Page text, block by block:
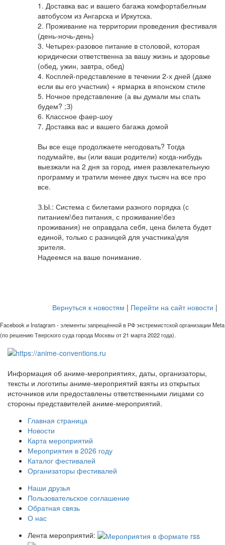
1. Доставка вас и вашего багажа комфортабелным
автобусом из Ангарска и Иркутска.
2. Проживание на территории проведения фестиваля
(день-ночь-день)
3. Четырех-разовое питание в столовой, которая
юридически ответственна за вашу жизнь и здоровье
(обед, ужин, завтра, обед)
4. Косплей-представление в течении 2-х дней (даже
если вы его участник) + ярмарка в японском стиле
5. Ночное представление (а вы думали мы спать
будем? ;З)
6. Классное фаер-шоу
7. Доставка вас и вашего багажа домой
Вы все еще продолжаете негодовать? Тогда
подумайте, вы (или ваши родители) когда-нибудь
выезжали на 2 дня за город, имея развлекательную
программу и тратили менее двух тысяч на все про
все.
З.Ы.: Система с билетами разного порядка (с
питанием\без питания, с проживание\без
проживания) не оправдала себя, цена билета будет
единой, только с разницей для участника\для
зрителя.
Надеемся на ваше понимание.
Вернуться к новостям | Перейти на сайт новости |
Facebook и Instagram - элементы запрещённой в РФ экстремистской организации Meta
(по решению Тверского суда города Москвы от 21 марта 2022 года).
Информация об аниме-мероприятиях, даты, организаторы,
тексты и логотипы аниме-мероприятий взяты из открытых
источников или предоставлены ответственными лицами со
стороны представителей аниме-мероприятий.
Главная страница
Новости
Карта мероприятий
Мероприятия в 2026 году
Каталог фестивалей
Организаторы фестивалей
Наши друзья
Пользовательское соглашение
Обратная связь
О нас
Лента мероприятий: